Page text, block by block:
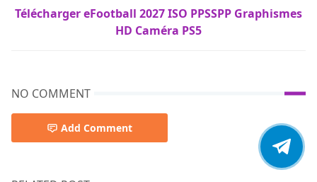
Télécharger eFootball 2027 ISO PPSSPP Graphismes
HD Caméra PS5
NO COMMENT
Add Comment